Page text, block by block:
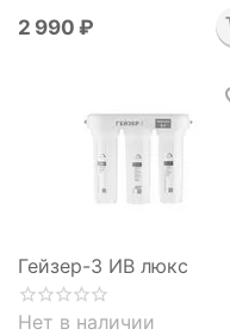
2 990 ₽
Гейзер-3 ИВ люкс
Нет в наличии